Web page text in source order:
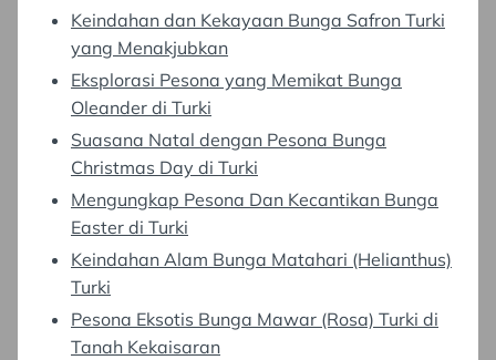
Keindahan dan Kekayaan Bunga Safron Turki
yang Menakjubkan
Eksplorasi Pesona yang Memikat Bunga
Oleander di Turki
Suasana Natal dengan Pesona Bunga
Christmas Day di Turki
Mengungkap Pesona Dan Kecantikan Bunga
Easter di Turki
Keindahan Alam Bunga Matahari (Helianthus)
Turki
Pesona Eksotis Bunga Mawar (Rosa) Turki di
Tanah Kekaisaran